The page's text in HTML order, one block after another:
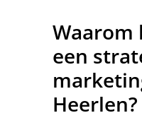
Waarom
een
Heerlen?